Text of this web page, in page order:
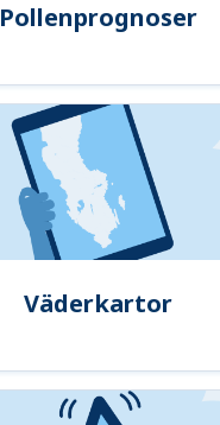
Pollenprognoser
Väderkartor